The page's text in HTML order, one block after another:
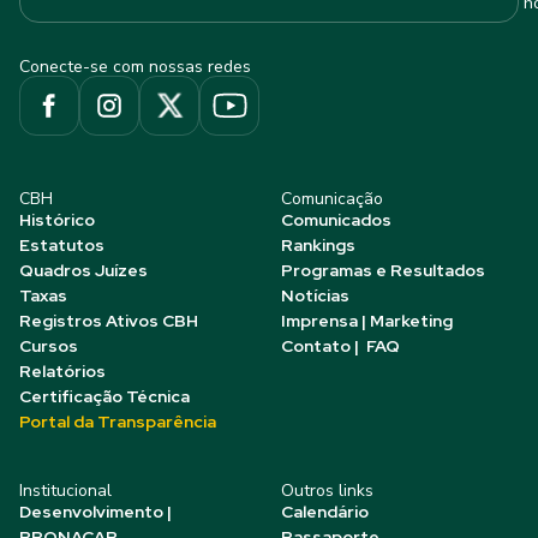
Conecte-se com nossas redes
CBH
Histórico
Estatutos
Quadros Juízes
Taxas
Registros Ativos CBH
Cursos
Relatórios
Certificação Técnica
Portal da Transparência
Comunicação
Comunicados
Rankings
Programas e Resultados
Notícias
Imprensa | Marketing
Contato | FAQ
Institucional
Desenvolvimento |
Outros links
Calendário